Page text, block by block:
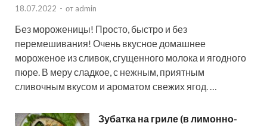
18.07.2022 - от admin
Без мороженицы! Просто, быстро и без
перемешивания! Очень вкусное домашнее
мороженое из сливок, сгущенного молока и ягодного
пюре. В меру сладкое, с нежным, приятным
сливочным вкусом и ароматом свежих ягод. …
Зубатка на гриле (в лимонно-